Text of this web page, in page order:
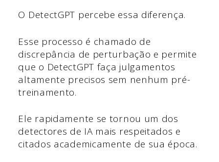
O DetectGPT percebe essa diferença.
Esse processo é chamado de
discrepância de perturbação e permite
que o DetectGPT faça julgamentos
altamente precisos sem nenhum pré-
treinamento.
Ele rapidamente se tornou um dos
detectores de IA mais respeitados e
citados academicamente de sua época.